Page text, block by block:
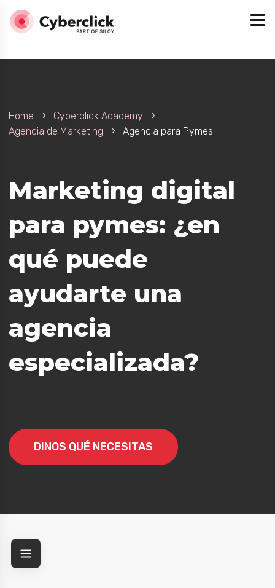
Home
Cyberclick Academy
Agencia de Marketing
Agencia para Pymes
Marketing digital
para pymes: ¿en
qué puede
ayudarte una
agencia
especializada?
DINOS QUÉ NECESITAS